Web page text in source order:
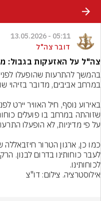
05:11 - 13.05.2026
דובר צה"ל
צה"ל על האזעקות בגבול:
לכוחותינו.
אילוסטרציה. צילום: דו"צ